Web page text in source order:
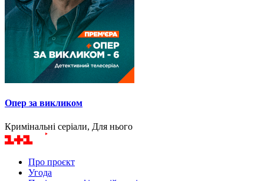
Опер за викликом
Кримінальні серіали, Для нього
Про проєкт
Угода